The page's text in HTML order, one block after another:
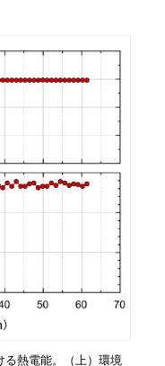
熱電能。（上）環境